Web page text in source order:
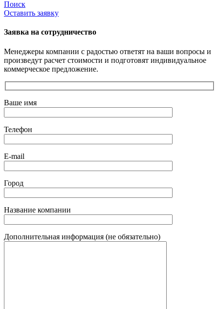
Поиск
Оставить заявку
Заявка на сотрудничество
Менеджеры компании с радостью ответят на ваши вопросы и
произведут расчет стоимости и подготовят индивидуальное
коммерческое предложение.
Ваше имя
Телефон
E-mail
Город
Название компании
Дополнительная информация (не обязательно)